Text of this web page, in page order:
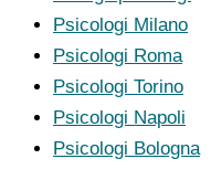
Psicologi Milano
Psicologi Roma
Psicologi Torino
Psicologi Napoli
Psicologi Bologna